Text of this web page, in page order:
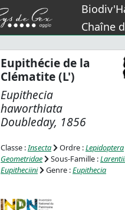
Chaîne
Eupithécie de la
Clématite (L')
Eupithecia
haworthiata
Doubleday, 1856
Classe :Insecta Ordre :Lepidoptera
Geometridae
Sous-Famille :
Eupitheciini
Genre :Eupithecia